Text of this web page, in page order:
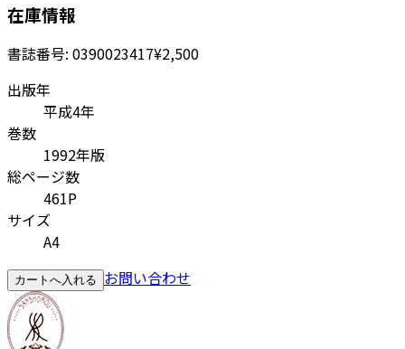
在庫情報
書誌番号: 0390023417¥2,500
出版年
平成4年
巻数
1992年版
総ページ数
461P
サイズ
A4
カートへ入れる お問い合わせ